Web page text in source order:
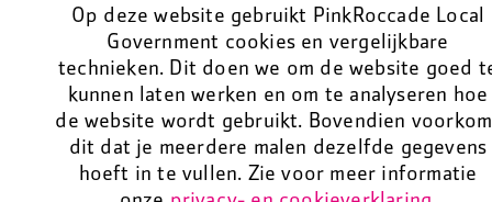
Op deze website gebruikt PinkRoccade Local
Government cookies en vergelijkbare
technieken. Dit doen we om de website goed
kunnen laten werken en om te analyseren hoe
de website wordt gebruikt. Bovendien
dit dat je meerdere malen dezelfde gegevens
hoeft in te vullen. Zie voor meer informatie